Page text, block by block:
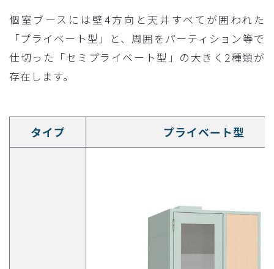
個室ブースには壁4方向と天井すべてが囲われた
「プライベート型」と、周囲をパーティション等で
仕切った「セミプライベート型」の大きく2種類が
存在します。
タイプ プライベート型